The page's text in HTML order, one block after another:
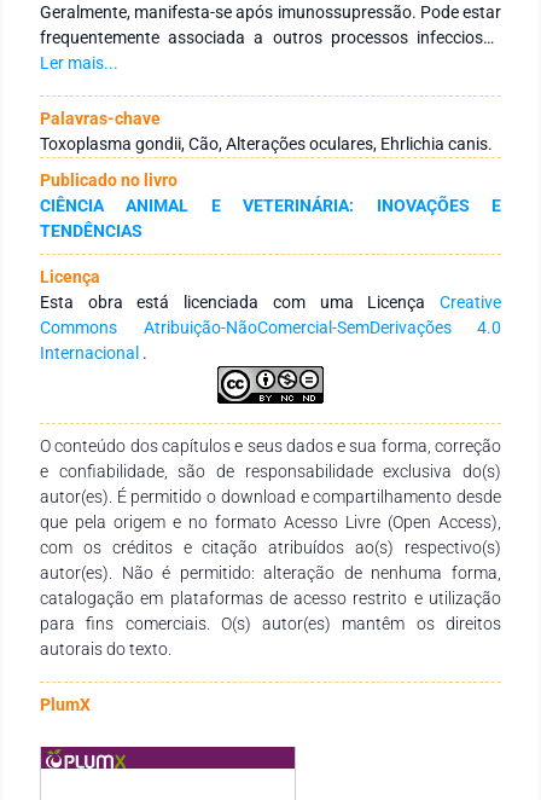
Geralmente, manifesta-se após imunossupressão. Pode estar
frequentemente associada a outros processos infecciosos
como cinomose e erlichiose canina, causada pela Ehrlichia
classe IgM e IgG anti Toxoplasma gondii e para Ehrlichia canis
através da Reação de Imunofluorescência Indireta (RIFI) e
Teste rápido IDEXX SNAP® 4Dx® Plus em 80 cães com sinais
oftálmicos, atendidos no Hospital Veterinário da FMVZ
Unesp, campus Botucatu. Os resultados foram associados
com as informações obtidas por meio de questionário
aplicado ao tutor no momento da coleta de sangue,
relacionadas aos fatores de risco para essas enfermidades.
Como resultado para toxoplasmose, 30 animais (37%)
apresentaram anticorpos da classe IgG e 36 (45%) para IgM.
O maior título de anticorpos foi de 256 UI para IgG e IgM. O
título 16 UI (47% IgM e 50% IgG) foi o mais frequente, seguido
21% para IgG). Para Ehrlichia canis, 12 cães (15%) tiveram
resposta para IgG e também para toxoplasmose, significando
coinfecção. A resposta para IgM anti-Toxoplasma gondii
condiz com a fase aguda da infecção e, devidoa
imunossupressão, a coinfecção com erlichiose canina.
Ler mais...
Palavras-chave
Toxoplasma gondii, Cão, Alterações oculares, Ehrlichia canis.
Publicado no livro
CIÊNCIA ANIMAL E VETERINÁRIA: INOVAÇÕES E
TENDÊNCIAS
Licença
Esta obra está licenciada com uma Licença Creative
Commons Atribuição-NãoComercial-SemDerivações 4.0
Internacional .
O conteúdo dos capítulos e seus dados e sua forma, correção
e confiabilidade, são de responsabilidade exclusiva do(s)
autor(es). É permitido o download e compartilhamento desde
que pela origem e no formato Acesso Livre (Open Access),
com os créditos e citação atribuídos ao(s) respectivo(s)
autor(es). Não é permitido: alteração de nenhuma forma,
catalogação em plataformas de acesso restrito e utilização
para fins comerciais. O(s) autor(es) mantêm os direitos
autorais do texto.
PlumX